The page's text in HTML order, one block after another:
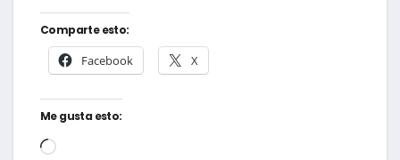
Comparte esto:
Facebook X
Me gusta esto:
Cargando...